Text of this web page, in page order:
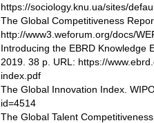
https://sociology.knu.ua/sites/
The Global Competitiveness
http://www3.weforum.org/docs/
Introducing the EBRD Knowledge
2019. 38 p. URL: https://
index.pdf
The Global Innovation Index.
id=4514
The Global Talent